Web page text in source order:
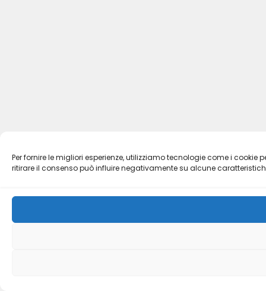
Per fornire le migliori esperienze, utilizziamo tecnologie come i
ritirare il consenso può influire negativamente su alcune